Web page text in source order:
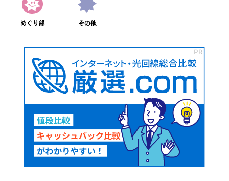
めぐり部 その他